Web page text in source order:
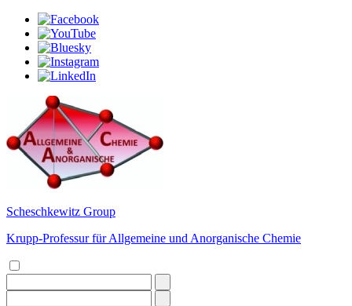
Scheschkewitz Group
Krupp-Professur für Allgemeine und Anorganische Chemie